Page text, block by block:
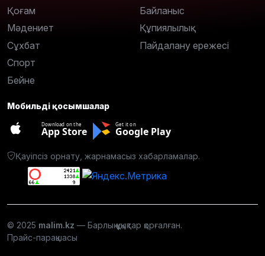
Қоғам
Мәдениет
Сұхбат
Спорт
Бейне
Байланыс
Құпиялылық
Пайдалану ережесі
Мобильді қосымшалар
Download on the
App Store
Get it on
Google Play
Қауіпсіз орнату, жарнамасыз хабарламалар.
© 2025 malim.kz — Барлық құқықтар қорғалған.
Прайс-парақшасы